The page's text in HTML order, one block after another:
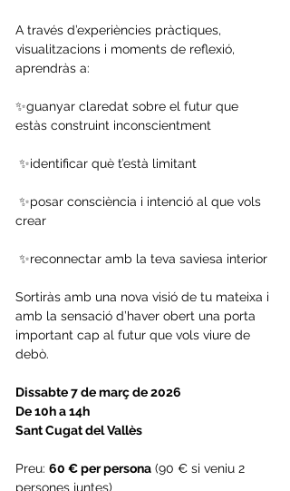
A través d’experiències pràctiques,
visualitzacions i moments de reflexió,
aprendràs a:
✨guanyar claredat sobre el futur que
estàs construint inconscientment
✨identificar què t’està limitant
crear
✨reconnectar amb la teva saviesa interior
Sortiràs amb una nova visió de tu mateixa i
amb la sensació d’haver obert una porta
important cap al futur que vols viure de
debò.
Dissabte 7 de març de 2026
De 10h a 14h
Sant Cugat del Vallès
Preu: 60 € per persona (90 € si veniu 2
persones juntes)